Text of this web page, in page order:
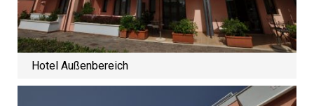
Hotel Außenbereich